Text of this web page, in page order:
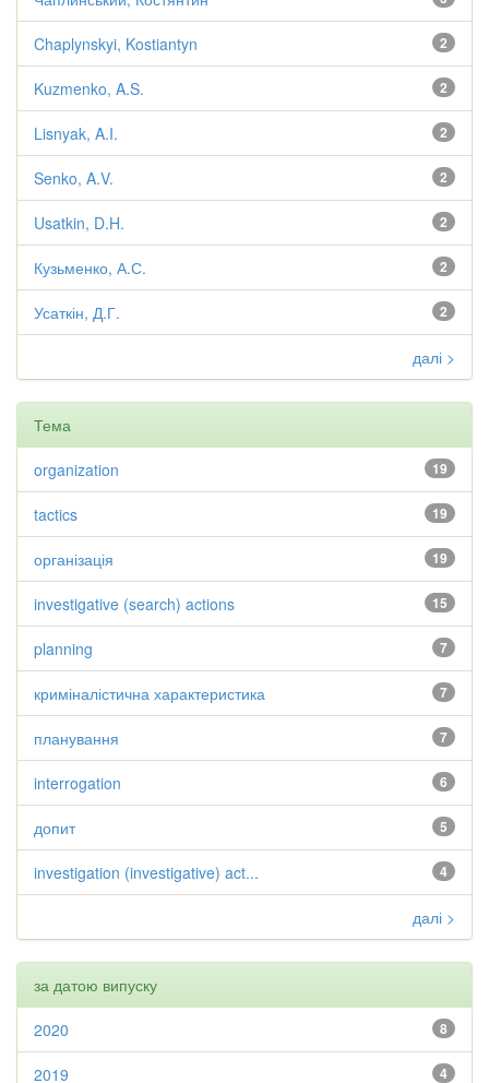
2
Chaplynskyi, Kostiantyn
2
Kuzmenko, A.S.
2
Lisnyak, A.I.
2
Senko, A.V.
2
Usatkin, D.H.
2
Кузьменко, А.С.
2
Усаткін, Д.Г.
далі >
Тема
19
organization
19
tactics
19
організація
15
investigative (search) actions
7
planning
7
криміналістична характеристика
7
планування
6
interrogation
5
допит
4
investigation (investigative) act...
далі >
за датою випуску
8
2020
4
2019